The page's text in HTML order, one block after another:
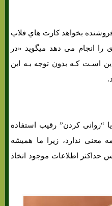
بخواهد کارت هاي‌ فلاپ
را انجام می دهد میگوید «در
اسـت کـه بدون توجه بـه این
“روانی کردن” رقیب استفاده
معنی ندارد، زیرا ما همیشه
حداکثر اطلاعات موجود اتخاذ